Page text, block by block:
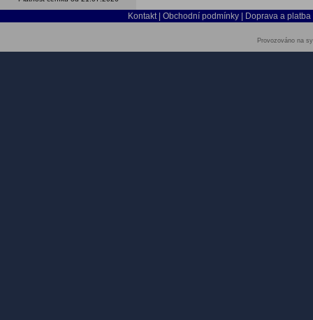
Kontakt Obchodní podmínky Doprava a platba
Provozováno na